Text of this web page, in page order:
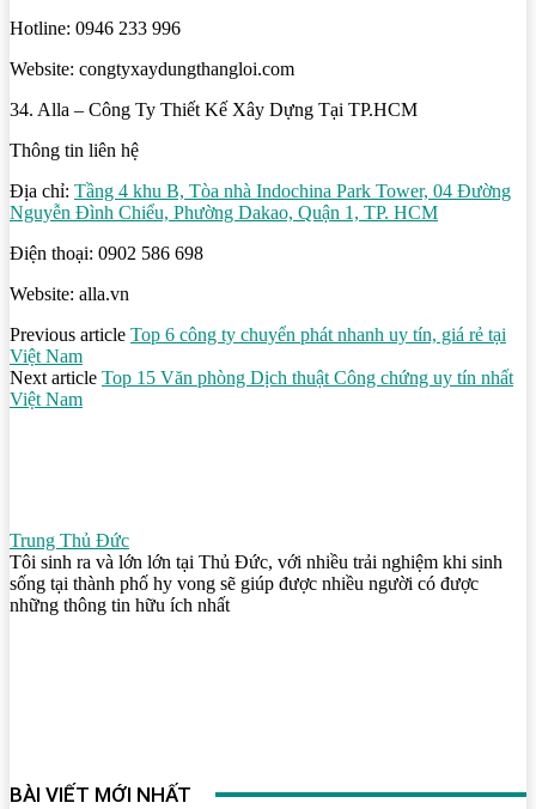
Hotline: 0946 233 996
Website: congtyxaydungthangloi.com
34. Alla – Công Ty Thiết Kế Xây Dựng Tại TP.HCM
Thông tin liên hệ
Địa chỉ: Tầng 4 khu B, Tòa nhà Indochina Park Tower, 04 Đường
Nguyễn Đình Chiểu, Phường Dakao, Quận 1, TP. HCM
Điện thoại: 0902 586 698
Website: alla.vn
Previous article Top 6 công ty chuyển phát nhanh uy tín, giá rẻ tại
Việt Nam
Next article Top 15 Văn phòng Dịch thuật Công chứng uy tín nhất
Việt Nam
Trung Thủ Đức
Tôi sinh ra và lớn lớn tại Thủ Đức, với nhiều trải nghiệm khi sinh
sống tại thành phố hy vong sẽ giúp được nhiều người có được
những thông tin hữu ích nhất
BÀI VIẾT MỚI NHẤT